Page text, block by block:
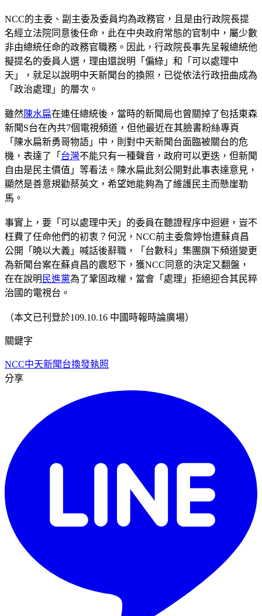
NCC的主委、副主委及委員均為政務官，且是由行政院長提
名經立法院同意後任命，此在中央政府常態的官制中，屬少數
非由總統任命的政務官職務。因此，行政院長事先呈報總統他
擬提名的委員人選，理由還說明「偏綠」和「可以處理中
天」，就足以說明中天新聞台的換照，已從依法行政扭曲成為
「政治處理」的層次。
雖然陳水扁在連任總統後，當時的新聞局也曾關掉了包括東森
新聞S台在內共7個電視頻道，但他最近在其臉書粉絲專頁
「陳水扁新勇哥物語」中，則對中天新聞台面臨被關台的危
機，表達了「 台灣不能只有一種聲音，政府可以更迭，但新聞
自由是民主價值」等看法。陳水扁此刻公開對此事表達意見，
顯然是善意規勸蔡英文，希望她能夠為了維護民主而懸崖勒
馬。
事實上，要「可以處理中天」的委員在聽證程序中迴避，豈不
枉費了任命他們的初衷？何況，NCC前主委詹婷怡遭蘇貞昌
公開「曉以大義」喊話後辭職，「台數科」集團旗下頻道變更
為新聞台案在蘇貞昌的震怒下，獲NCC同意的決定又翻盤，
在在說明 民進黨為了鞏固政權，當會「處理」拒絕迎合其民粹
治國的電視台。
（本文已刊登於109.10.16 中國時報時論廣場）
關鍵字
NCC中天新聞台換發執照
分享